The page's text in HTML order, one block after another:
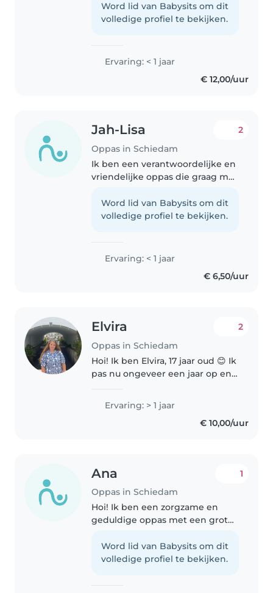
oppassen, ik ben zelf elkedag
beschikbaar. Ik heb alleen wel
Word lid van Babysits om dit
volledige profiel te bekijken.
Ervaring: < 1 jaar
€ 12,00/uur
Jah-Lisa
Oppas in Schiedam
2
Ik ben een verantwoordelijke en
vriendelijke oppas die graag met
mijn examenjaar en volg de
opleiding sport en beweging. Ik
Word lid van Babysits om dit
volledige profiel te bekijken.
Ervaring: < 1 jaar
€ 6,50/uur
Elvira
Oppas in Schiedam
2
Hoi! Ik ben Elvira, 17 jaar oud 😊 Ik
pas nu ongeveer een jaar op en
zijn. Ik ben geduldig,
behulpzaam en vriendelijk,..
Ervaring: > 1 jaar
€ 10,00/uur
Ana
Oppas in Schiedam
1
Hoi! Ik ben een zorgzame en
geduldige oppas met een grote
leuk om actief bezig te zijn, zoals
buiten spelen, voorlezen en
Word lid van Babysits om dit
volledige profiel te bekijken.